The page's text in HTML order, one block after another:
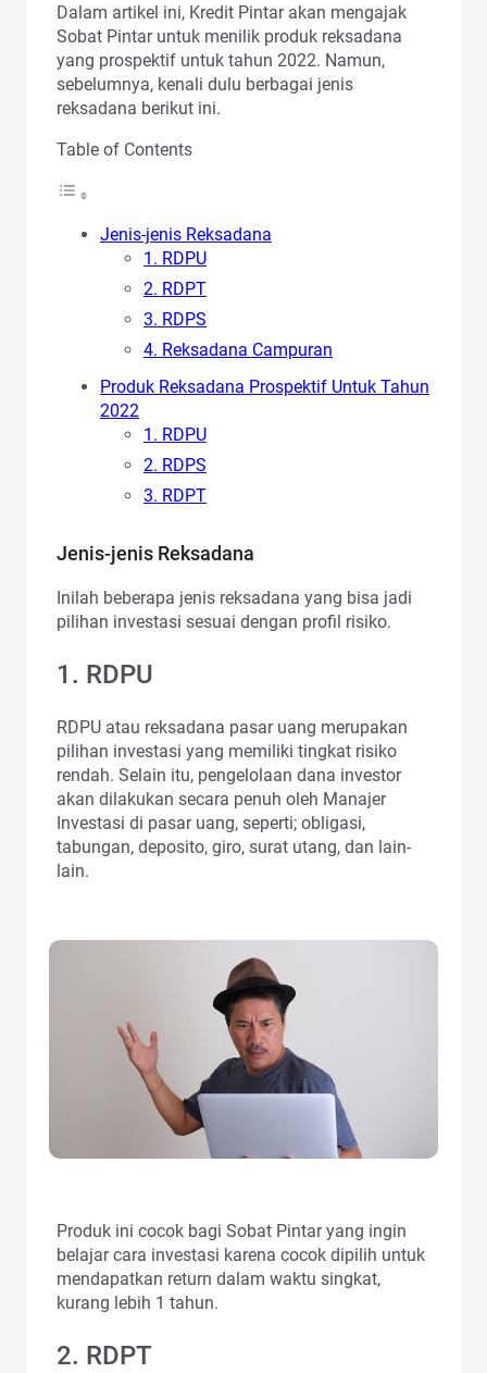
Dalam artikel ini, Kredit Pintar akan mengajak
Sobat Pintar untuk menilik produk reksadana
yang prospektif untuk tahun 2022. Namun,
sebelumnya, kenali dulu berbagai jenis
reksadana berikut ini.
Table of Contents
Jenis-jenis Reksadana
1. RDPU
2. RDPT
3. RDPS
4. Reksadana Campuran
Produk Reksadana Prospektif Untuk Tahun
2022
1. RDPU
2. RDPS
3. RDPT
Jenis-jenis Reksadana
Inilah beberapa jenis reksadana yang bisa jadi
pilihan investasi sesuai dengan profil risiko.
1. RDPU
RDPU atau reksadana pasar uang merupakan
pilihan investasi yang memiliki tingkat risiko
rendah. Selain itu, pengelolaan dana investor
akan dilakukan secara penuh oleh Manajer
Investasi di pasar uang, seperti; obligasi,
tabungan, deposito, giro, surat utang, dan lain-
lain.
Produk ini cocok bagi Sobat Pintar yang ingin
belajar cara investasi karena cocok dipilih untuk
mendapatkan return dalam waktu singkat,
kurang lebih 1 tahun.
2. RDPT